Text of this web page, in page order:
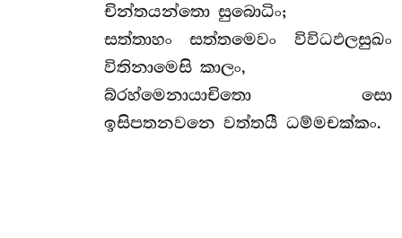
චින්තයන්තො සුබොධිං;
සත්තාහං සත්තමෙවං විවිධඵලසුඛං
විතිනාමෙසි කාලං,
බ්රහ්මෙනායාචිතො සො
ඉසිපතනවනෙ වත්තයී ධම්මචක්කං.